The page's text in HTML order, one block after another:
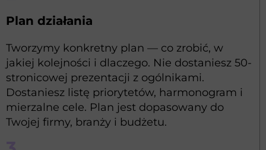
Plan działania
Tworzymy konkretny plan — co zrobić, w
jakiej kolejności i dlaczego. Nie dostaniesz 50-
stronicowej prezentacji z ogólnikami.
Dostaniesz listę priorytetów, harmonogram i
mierzalne cele. Plan jest dopasowany do
Twojej firmy, branży i budżetu.